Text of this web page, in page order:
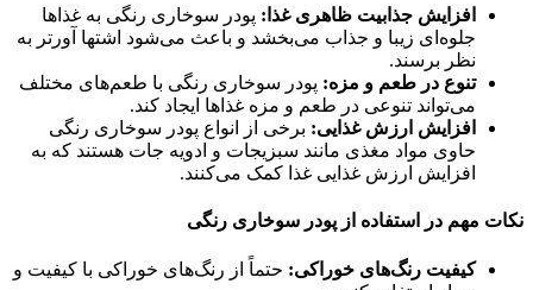
افزایش جذابیت ظاهری غذا: پودر سوخاری رنگی به غذاها
جلوه‌ای زیبا و جذاب می‌بخشد و باعث می‌شود اشتها آورتر به
نظر برسند.
تنوع در طعم و مزه: پودر سوخاری رنگی با طعم‌های مختلف
می‌تواند تنوعی در طعم و مزه غذاها ایجاد کند.
افزایش ارزش غذایی: برخی از انواع پودر سوخاری رنگی
حاوی مواد مغذی مانند سبزیجات و ادویه جات هستند که به
افزایش ارزش غذایی غذا کمک می‌کنند.
نکات مهم در استفاده از پودر سوخاری رنگی
کیفیت رنگ‌های خوراکی: حتماً از رنگ‌های خوراکی با کیفیت و